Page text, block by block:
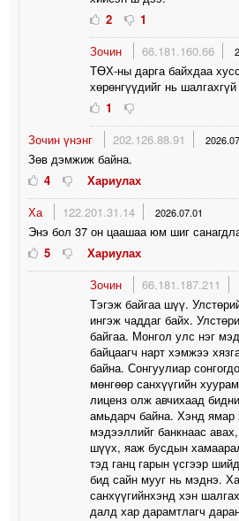
2
1
Зочин
66.181.160.66
ТӨХ-ны дарга байхдаа
хөрөнгүүдийг нь
1
Зочин үнэнг
202.126.88.91
Зөв дэмжиж байна.
4
Хариулах
Ха
122.201.31.14 2026.07.01
Энэ бол 37 он цаашаа юм шиг
5
Хариулах
Зочин
66.181.187.211
Тэгэж байгаа шүү.
ингэж чаддаг байх.
байгаа. Монгол улс нэг
байцаагч нарт хэмжээ
байна. Сонгуулиар
мөнгөөр санхүүгийн
лиценз олж авчихаад
амьдарч байна. Хэнд ямар
мэдээллийг банкнаас
шүүх, яаж бусдын
тэд ганц гарын үсгээр
бид сайн мууг нь мэднэ.
санхүүгийнхэнд хэн
далд хар дарамтлагч